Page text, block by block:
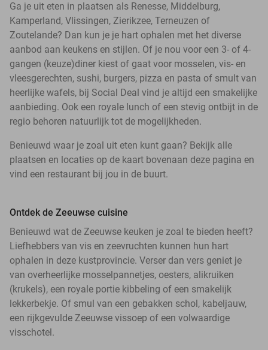
Ga je uit eten in plaatsen als Renesse, Middelburg,
Kamperland, Vlissingen, Zierikzee, Terneuzen of
Zoutelande? Dan kun je je hart ophalen met het diverse
aanbod aan keukens en stijlen. Of je nou voor een 3- of 4-
gangen (keuze)diner kiest of gaat voor mosselen, vis- en
vleesgerechten, sushi, burgers, pizza en pasta of smult van
heerlijke wafels, bij Social Deal vind je altijd een smakelijke
aanbieding. Ook een royale lunch of een stevig ontbijt in de
regio behoren natuurlijk tot de mogelijkheden.
Benieuwd waar je zoal uit eten kunt gaan? Bekijk alle
plaatsen en locaties op de kaart bovenaan deze pagina en
vind een restaurant bij jou in de buurt.
Ontdek de Zeeuwse cuisine
Benieuwd wat de Zeeuwse keuken je zoal te bieden heeft?
Liefhebbers van vis en zeevruchten kunnen hun hart
ophalen in deze kustprovincie. Verser dan vers geniet je
van overheerlijke mosselpannetjes, oesters, alikruiken
(krukels), een royale portie kibbeling of een smakelijk
lekkerbekje. Of smul van een gebakken schol, kabeljauw,
een rijkgevulde Zeeuwse vissoep of een volwaardige
visschotel.